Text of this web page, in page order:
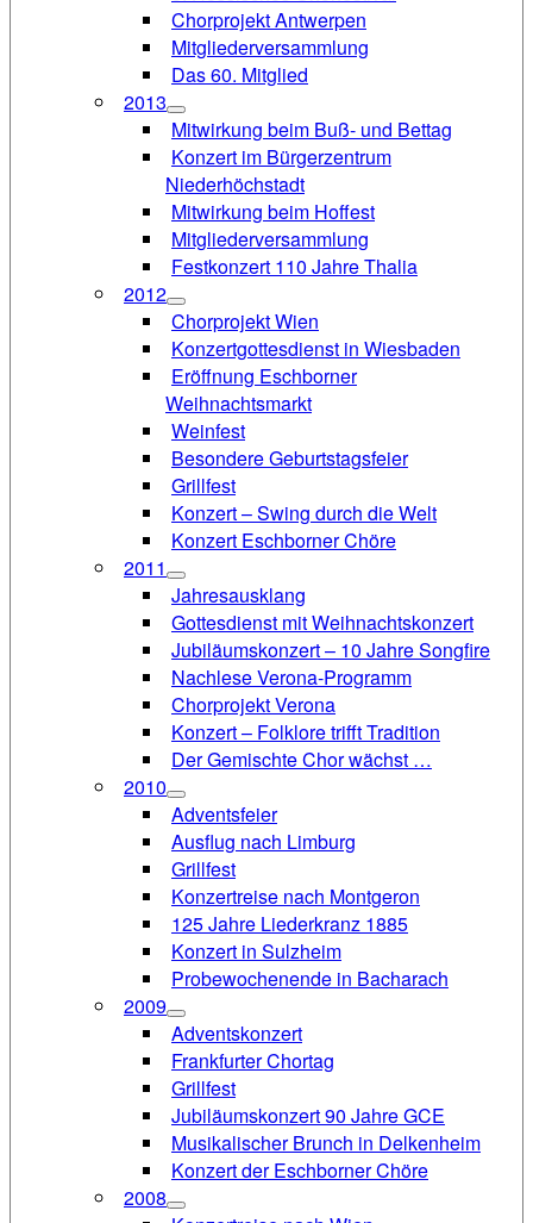
Chorprojekt Antwerpen
Mitgliederversammlung
Das 60. Mitglied
2013
Mitwirkung beim Buß- und Bettag
Konzert im Bürgerzentrum
Niederhöchstadt
Mitwirkung beim Hoffest
Mitgliederversammlung
Festkonzert 110 Jahre Thalia
2012
Chorprojekt Wien
Konzertgottesdienst in Wiesbaden
Eröffnung Eschborner
Weihnachtsmarkt
Weinfest
Besondere Geburtstagsfeier
Grillfest
Konzert – Swing durch die Welt
Konzert Eschborner Chöre
2011
Jahresausklang
Gottesdienst mit Weihnachtskonzert
Jubiläumskonzert – 10 Jahre Songfire
Nachlese Verona-Programm
Chorprojekt Verona
Konzert – Folklore trifft Tradition
Der Gemischte Chor wächst …
2010
Adventsfeier
Ausflug nach Limburg
Grillfest
Konzertreise nach Montgeron
125 Jahre Liederkranz 1885
Konzert in Sulzheim
Probewochenende in Bacharach
2009
Adventskonzert
Frankfurter Chortag
Grillfest
Jubiläumskonzert 90 Jahre GCE
Musikalischer Brunch in Delkenheim
Konzert der Eschborner Chöre
2008